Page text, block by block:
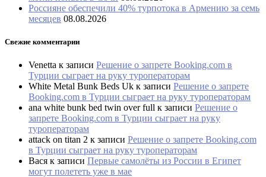
Россияне обеспечили 40% турпотока в Армению за семь
месяцев 08.08.2026
Свежие комментарии
Venetta к записи Решение о запрете Booking.com в
Турции сыграет на руку туроператорам
White Metal Bunk Beds Uk к записи Решение о запрете
Booking.com в Турции сыграет на руку туроператорам
ana white bunk bed twin over full к записи Решение о
запрете Booking.com в Турции сыграет на руку
туроператорам
attack on titan 2 к записи Решение о запрете Booking.com
в Турции сыграет на руку туроператорам
Вася к записи Первые самолёты из России в Египет
могут полететь уже в мае